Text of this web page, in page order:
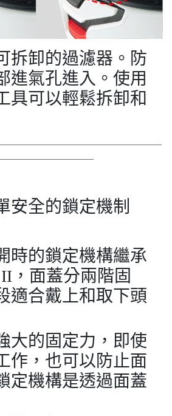
拆卸的過濾器。防
進氣孔進入。使用
具可以輕鬆拆卸和
安全的鎖定機制
時的鎖定機構繼承
，面蓋分兩階固
適合戴上和取下頭
大的固定力，即使
作，也可以防止面
定機構是透過面蓋